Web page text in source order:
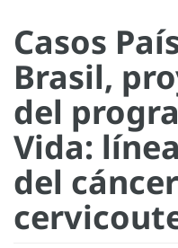
Casos
Brasil,
del
Vida:
del cáncer